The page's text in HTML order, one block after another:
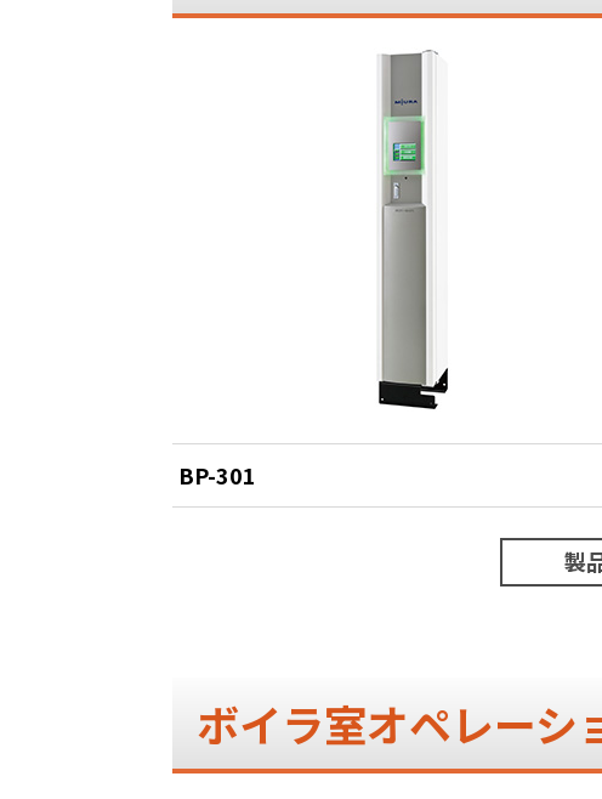
BP-301
製
ボイラ室オペレーシ